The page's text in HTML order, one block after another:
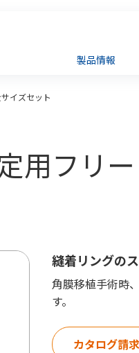
製品情報
イズセット
用フリ
縫着リングの
角膜移植手術時
す。
カタログ請求